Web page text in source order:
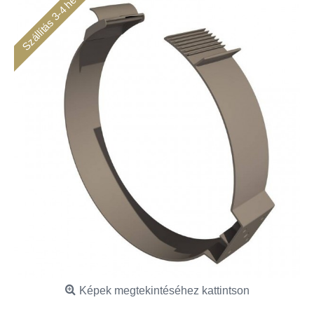
Szállítás 3-4 hét
Képek megtekintéséhez kattintson